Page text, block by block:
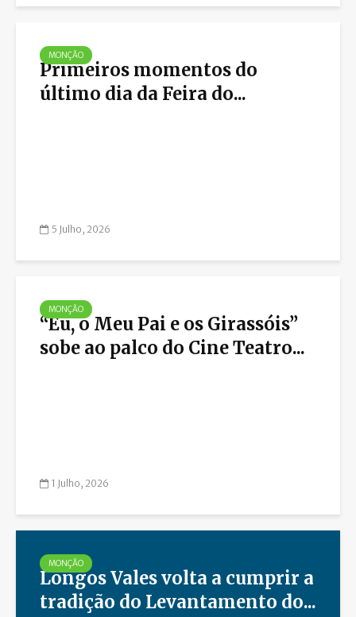
MONÇÃO
Primeiros momentos do
último dia da Feira do...
5 Julho, 2026
MONÇÃO
“Eu, o Meu Pai e os Girassóis”
sobe ao palco do Cine Teatro...
1 Julho, 2026
MONÇÃO
Longos Vales volta a cumprir a
tradição do Levantamento do...